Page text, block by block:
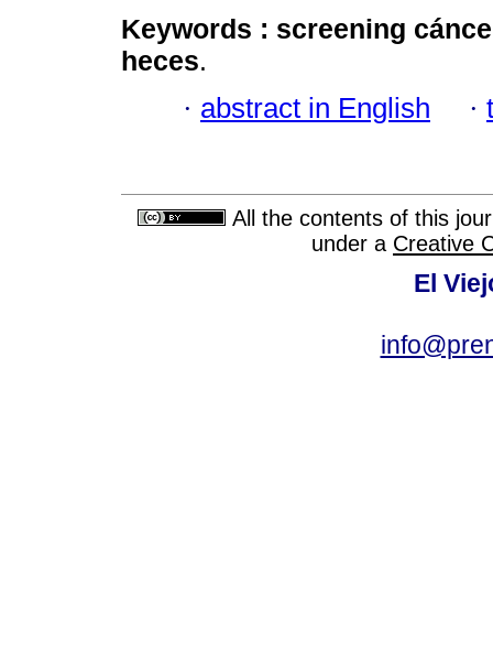
Keywords : screening
heces.
· abstract in English ·
All the contents of this
under a Creative
El